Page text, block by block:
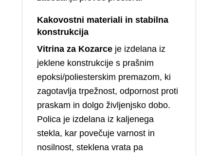
Kakovostni materiali in stabilna
konstrukcija
Vitrina za Kozarceje izdelana iz
jeklene konstrukcije s prašnim
epoksi/poliesterskim premazom, ki
zagotavlja trpežnost, odpornost proti
praskam in dolgo življenjsko dobo.
Polica je izdelana iz kaljenega
stekla, kar povečuje varnost in
nosilnost, steklena vrata pa